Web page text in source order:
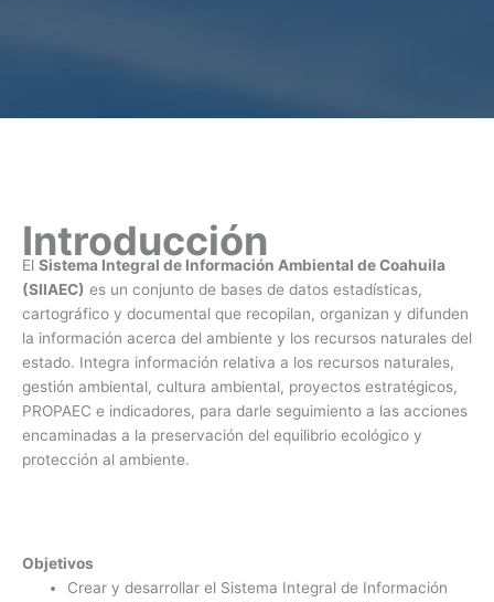
Introducción
El Sistema Integral de Información Ambiental de Coahuila
(SIIAEC) es un conjunto de bases de datos estadísticas,
cartográfico y documental que recopilan, organizan y difunden
la información acerca del ambiente y los recursos naturales del
estado. Integra información relativa a los recursos naturales,
gestión ambiental, cultura ambiental, proyectos estratégicos,
PROPAEC e indicadores, para darle seguimiento a las acciones
encaminadas a la preservación del equilibrio ecológico y
protección al ambiente.
Objetivos
Crear y desarrollar el Sistema Integral de Información